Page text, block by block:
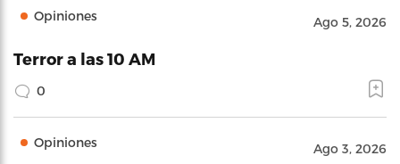
Opiniones Ago 5, 2026
Terror a las 10 AM
0
Opiniones Ago 3, 2026